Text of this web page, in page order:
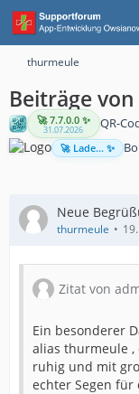
thurmeule
Beiträge
🚀 7.7.0.0 ✨
31.07.2026 QR-
🚀 Lade... ✨
Neue
thurmeule
Zitat von
Ein besonderer
alias thurmeule ,
ruhig und mit
echter Segen für